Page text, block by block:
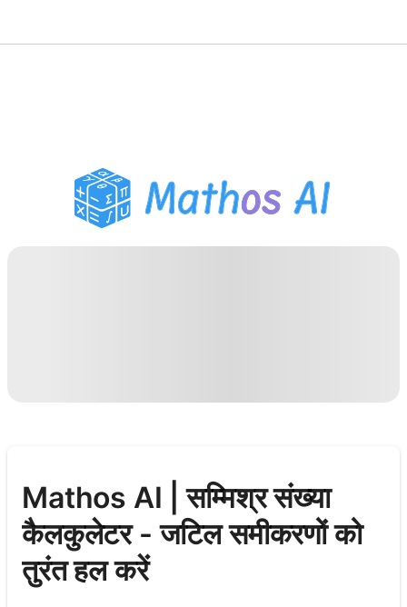
PDF होमवर्क सहायक
अध्ययन उपकरण
Mathos AI | सम्मिश्र संख्या
कैलकुलेटर - जटिल समीकरणों को
तुरंत हल करें